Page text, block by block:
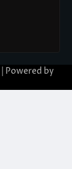
| Powered by